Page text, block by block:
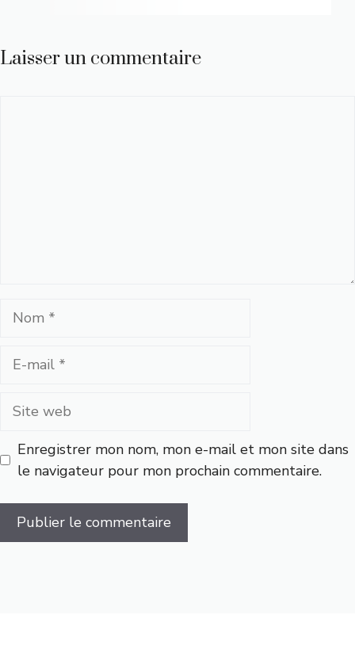
Laisser un commentaire
Nom
Site
Enregistrer mon nom, mon e-mail et mon site dans
le navigateur pour mon prochain commentaire.